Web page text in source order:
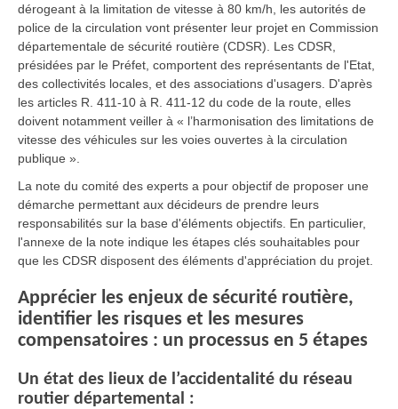
dérogeant à la limitation de vitesse à 80 km/h, les autorités de
police de la circulation vont présenter leur projet en Commission
départementale de sécurité routière (CDSR). Les CDSR,
présidées par le Préfet, comportent des représentants de l'Etat,
des collectivités locales, et des associations d'usagers. D'après
les articles R. 411-10 à R. 411-12 du code de la route, elles
doivent notamment veiller à « l’harmonisation des limitations de
vitesse des véhicules sur les voies ouvertes à la circulation
publique ».
La note du comité des experts a pour objectif de proposer une
démarche permettant aux décideurs de prendre leurs
responsabilités sur la base d'éléments objectifs. En particulier,
l'annexe de la note indique les étapes clés souhaitables pour
que les CDSR disposent des éléments d'appréciation du projet.
Apprécier les enjeux de sécurité routière,
identifier les risques et les mesures
compensatoires : un processus en 5 étapes
Un état des lieux de l’accidentalité du réseau
routier départemental :